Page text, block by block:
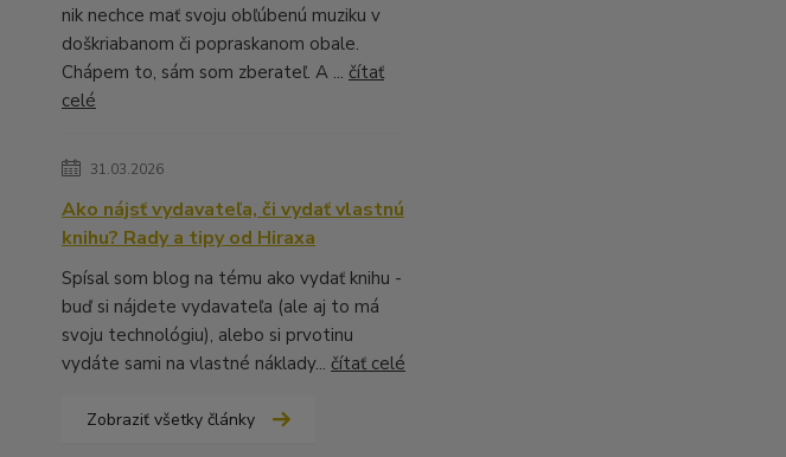
nik nechce mať svoju obľúbenú muziku v
doškriabanom či popraskanom obale.
Chápem to, sám som zberateľ. A ... čítať
celé
31.03.2026
Ako nájsť vydavateľa, či vydať vlastnú
knihu? Rady a tipy od Hiraxa
Spísal som blog na tému ako vydať knihu -
buď si nájdete vydavateľa (ale aj to má
svoju technológiu), alebo si prvotinu
vydáte sami na vlastné náklady... čítať celé
Zobraziť všetky články